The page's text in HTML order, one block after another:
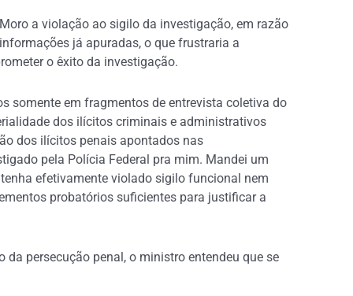
a violação ao sigilo da investigação, em razão
já apuradas, o que frustraria a
o êxito da investigação.
somente em fragmentos de entrevista coletiva do
dos ilícitos criminais e administrativos
dos ilícitos penais apontados nas
pela Polícia Federal pra mim. Mandei um
efetivamente violado sigilo funcional nem
probatórios suficientes para justificar a
persecução penal, o ministro entendeu que se